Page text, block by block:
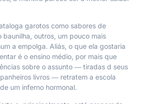
garotos como sabores de
baunilha, outros, um pouco mais
a empolga. Aliás, o que ela gostaria
é o ensino médio, por mais que
sobre o assunto ― tiradas d seus
livros ― retratem a escola
um inferno hormonal.